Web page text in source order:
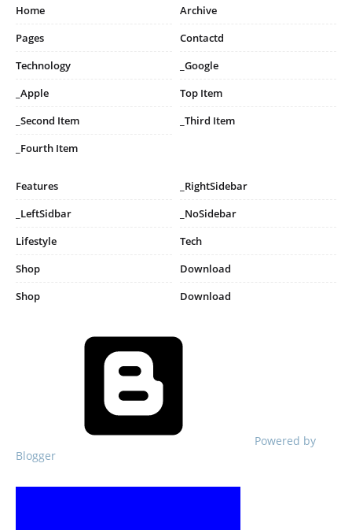
Home
Archive
Pages
Contactd
Technology
_Google
_Apple
Top Item
_Second Item
_Third Item
_Fourth Item
Features
_RightSidebar
_LeftSidbar
_NoSidebar
Lifestyle
Tech
Shop
Download
Shop
Download
Powered by
Blogger